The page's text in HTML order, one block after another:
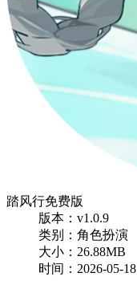
踏风行免费版
版本：v1.0.9
类别：角色扮演
大小：26.88MB
时间：2026-05-18